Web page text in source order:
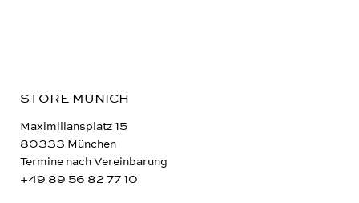
STORE MUNICH
Maximiliansplatz 15
80333 München
Termine nach Vereinbarung
+49 89 56 82 77 10